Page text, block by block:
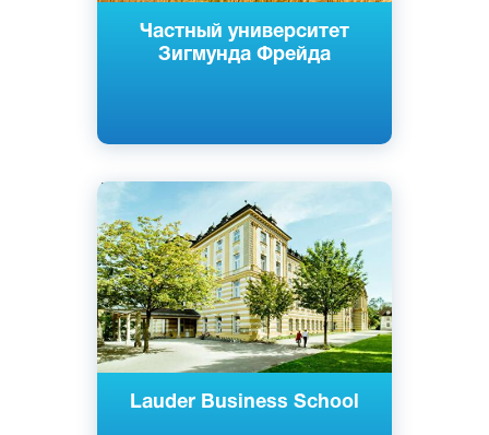
Частный университет
Зигмунда Фрейда
Lauder Business School
Английский
Вена, Австрия
Государственный